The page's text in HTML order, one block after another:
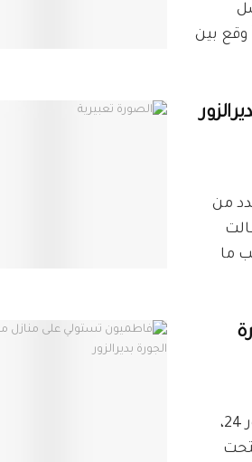
وقع بين
بعدد من
ما
خاص – ديرالزور24 كشفت مصادر محلية لشبكة دير الزور 24،